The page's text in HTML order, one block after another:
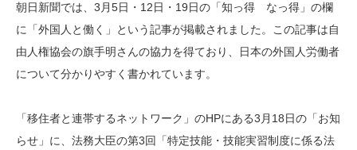
朝日新聞では、3月5日・12日・19日の「知っ得 なっ得」の欄
に「外国人と働く」という記事が掲載されました。この記事は自
由人権協会の旗手明さんの協力を得ており、日本の外国人労働者
について分かりやすく書かれています。
「移住者と連帯するネットワーク」のHPにある3月18日の「お知
らせ」に、法務大臣の第3回「特定技能・技能実習制度に係る法